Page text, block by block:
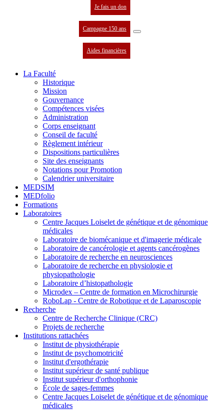
Je fais un don
Campagne 150 ans
Aides financières
La Faculté
Historique
Mission
Gouvernance
Compétences visées
Administration
Corps enseignant
Conseil de faculté
Règlement intérieur
Dispositions particulières
Site des enseignants
Notations pour Promotion
Calendrier universitaire
MEDSIM
MEDfolio
Formations
Laboratoires
Centre Jacques Loiselet de génétique et de génomique
médicales
Laboratoire de biomécanique et d'imagerie médicale
Laboratoire de cancérologie et agents cancérogènes
Laboratoire de recherche en neurosciences
Laboratoire de recherche en physiologie et
physiopathologie
Laboratoire d’histopathologie
Microdex – Centre de formation en Microchirurgie
RoboLap - Centre de Robotique et de Laparoscopie
Recherche
Centre de Recherche Clinique (CRC)
Projets de recherche
Institutions rattachées
Institut de physiothérapie
Institut de psychomotricité
Institut d'ergothérapie
Institut supérieur de santé publique
Institut supérieur d'orthophonie
École de sages-femmes
Centre Jacques Loiselet de génétique et de génomique
médicales